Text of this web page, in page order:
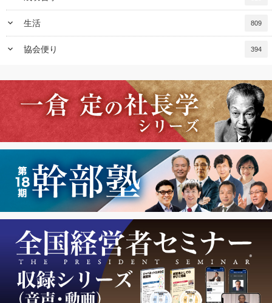
keyboard_arrow_down 生活 809
keyboard_arrow_down 協会便り 394